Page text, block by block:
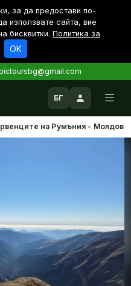
за да предостави по-
използвате сайта, вие
бисквитки. Политика за
OK
БГ
на Румъния -